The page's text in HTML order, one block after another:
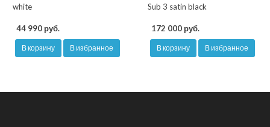
white
44 990 руб.
В корзину В избранное
Sub 3 satin black
172 000 руб.
В корзину В избранное